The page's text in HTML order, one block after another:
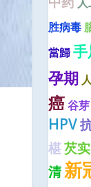
胜病毒
當歸
孕期
癌谷芽
HPV
椹芡实
清新